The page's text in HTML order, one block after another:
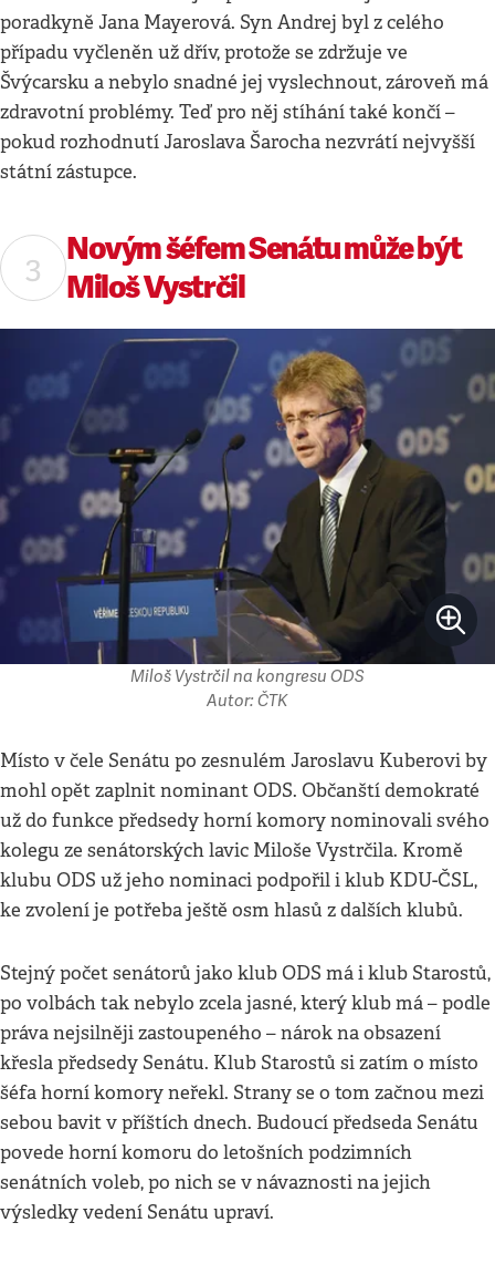
poradkyně Jana Mayerová. Syn Andrej byl z celého
případu vyčleněn už dřív, protože se zdržuje ve
Švýcarsku a nebylo snadné jej vyslechnout, zároveň má
zdravotní problémy. Teď pro něj stíhání také končí –
pokud rozhodnutí Jaroslava Šarocha nezvrátí nejvyšší
státní zástupce.
Novým šéfem Senátu může být
Miloš Vystrčil
Miloš Vystrčil na kongresu ODS
Autor: ČTK
Místo v čele Senátu po zesnulém Jaroslavu Kuberovi by
mohl opět zaplnit nominant ODS. Občanští demokraté
už do funkce předsedy horní komory nominovali svého
kolegu ze senátorských lavic Miloše Vystrčila. Kromě
klubu ODS už jeho nominaci podpořil i klub KDU-ČSL,
ke zvolení je potřeba ještě osm hlasů z dalších klubů.
Stejný počet senátorů jako klub ODS má i klub Starostů,
po volbách tak nebylo zcela jasné, který klub má – podle
práva nejsilněji zastoupeného – nárok na obsazení
křesla předsedy Senátu. Klub Starostů si zatím o místo
šéfa horní komory neřekl. Strany se o tom začnou mezi
sebou bavit v příštích dnech. Budoucí předseda Senátu
povede horní komoru do letošních podzimních
senátních voleb, po nich se v návaznosti na jejich
výsledky vedení Senátu upraví.